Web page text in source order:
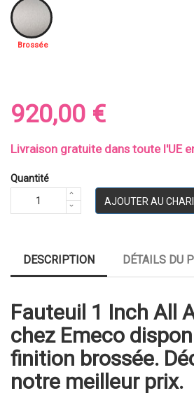
Brossée
920,00 €
Livraison gratuite dans toute l'UE
Quantité
AJOUTER AU
DESCRIPTION DÉTAILS DU
Fauteuil 1 Inch All
chez Emeco
finition brossée.
notre meilleur prix.